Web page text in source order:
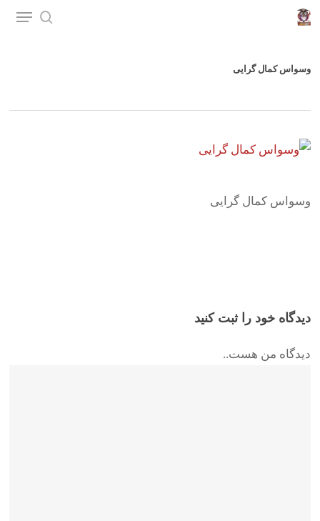
وسواس کمال گرایی
وسواس کمال گرایی
دیدگاه خود را ثبت کنید
دیدگاه من هست..